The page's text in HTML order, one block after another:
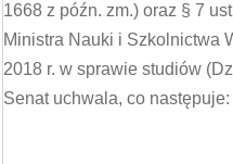
1668 z późn. zm.) oraz § 7
Ministra Nauki i Szkolnictwa
2018 r. w sprawie studiów
Senat uchwala, co następuje: